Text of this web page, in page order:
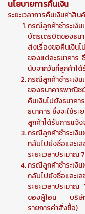
นโยบายการคืนเงิน
ระยะเวลาการคืนเงินค่าสิ
กรณีลูกค้าชำระเงิ
บัตรเดรบิตของธน
ส่งเรื่องขอคืนเงิน
ของแต่ละธนาคาร
นับจากวันที่ลูกค้าไ
กรณีลูกค้าชำระเงิ
ของธนาคารพาณิช
คืนเงินไปยังธนาค
ธนาคาร ซึ่งจะใช้ร
ลูกค้าได้รับการแจ้
กรณีลูกค้าชำระเงิ
กลับไปยังชื่อและ
ระยะเวลาประมาณ
กรณีลูกค้าชำระเงิ
กลับไปยังชื่อและ
ระยะเวลาประมา
ของผู้โอน บริษัทจ
รายการคำสั่งซื้อ)